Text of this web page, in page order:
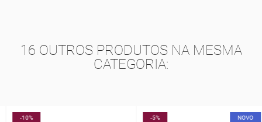
16 OUTROS PRODUTOS NA MESMA
CATEGORIA:
-10% -5% NOVO